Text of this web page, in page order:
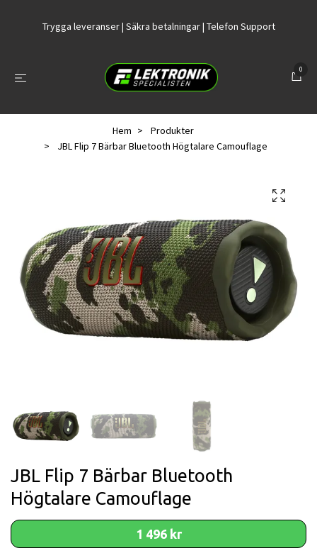
Trygga leveranser | Säkra betalningar | Telefon Support
0
Hem
Produkter
JBL Flip 7 Bärbar Bluetooth Högtalare Camouflage
JBL Flip 7 Bärbar Bluetooth
Högtalare Camouflage
1 496 kr